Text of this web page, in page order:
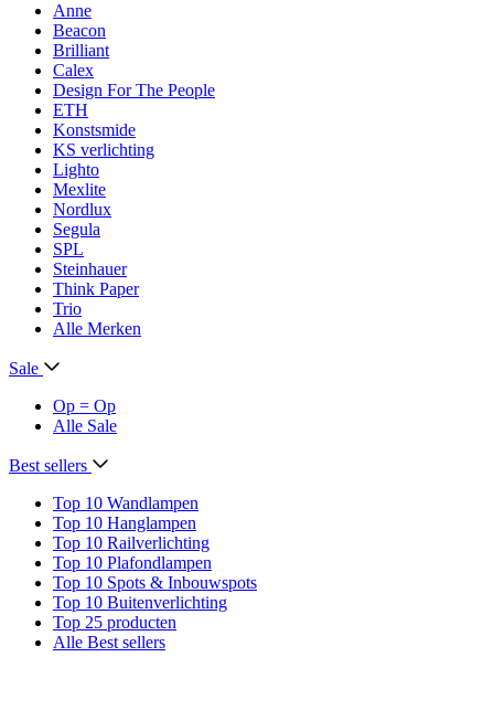
Anne
Beacon
Brilliant
Calex
Design For The People
ETH
Konstsmide
KS verlichting
Lighto
Mexlite
Nordlux
Segula
SPL
Steinhauer
Think Paper
Trio
Alle Merken
Sale
Op = Op
Alle Sale
Best sellers
Top 10 Wandlampen
Top 10 Hanglampen
Top 10 Railverlichting
Top 10 Plafondlampen
Top 10 Spots & Inbouwspots
Top 10 Buitenverlichting
Top 25 producten
Alle Best sellers